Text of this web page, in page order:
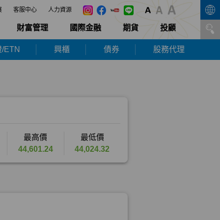
客服中心 人力資源
財富管理 國際金融 期貨 投顧
ETN 興櫃 債券 股務代理